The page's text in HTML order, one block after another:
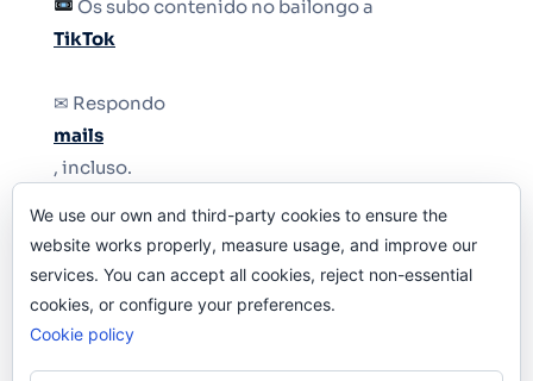
Os subo contenido no bailongo a
TikTok
✉ Respondo
mails
, incluso.
Y si una persona no puede tener teléfono, que
le quiten el teléfono.
We use our own and third-party cookies to ensure the
website works properly, measure usage, and improve our
services. You can accept all cookies, reject non-essential
cookies, or configure your preferences.
Cookie policy